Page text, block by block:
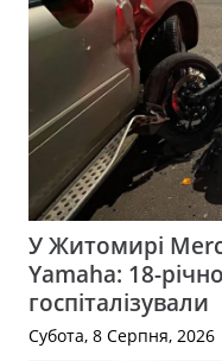
У Житомирі
Yamaha: 18-
госпіталізували
Субота, 8 Серпня, 2026